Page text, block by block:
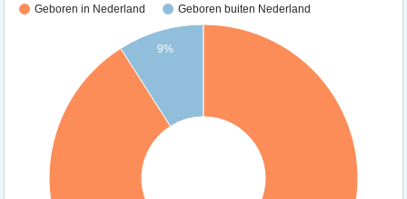
Geboren in Nederland Geboren buiten Nederland
9%